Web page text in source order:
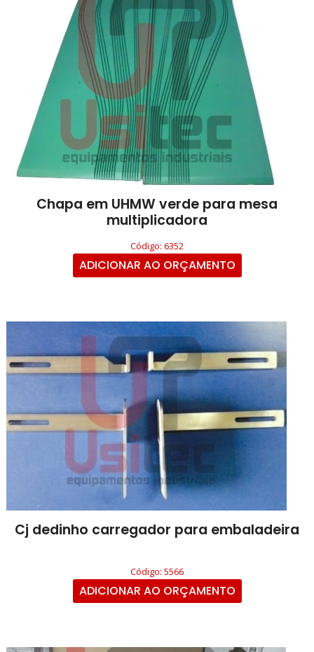
Chapa em UHMW verde para mesa
multiplicadora
Código: 6352
ADICIONAR AO ORÇAMENTO
Cj dedinho carregador para embaladeira
Código: 5566
ADICIONAR AO ORÇAMENTO